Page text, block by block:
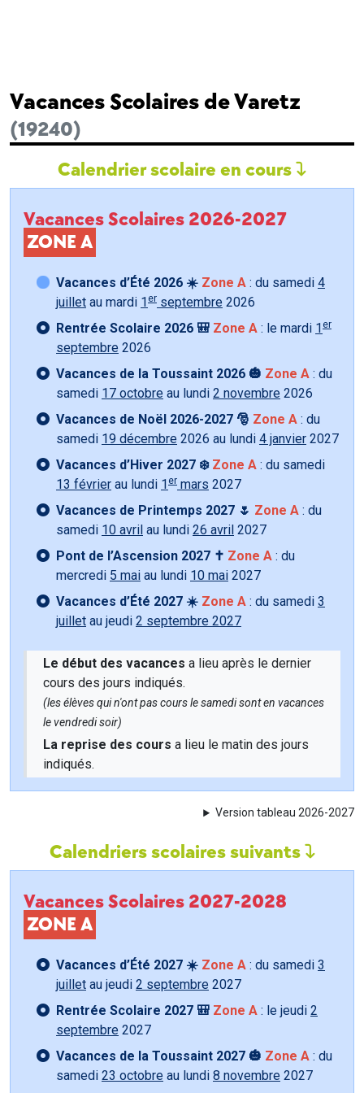
Vacances Scolaires de Varetz
(19240)
Calendrier scolaire en cours
Vacances Scolaires 2026-2027
ZONE A
Vacances d’Été 2026 ☀️ Zone A : du samedi 4
juillet au mardi 1 er septembre 2026
Rentrée Scolaire 2026 🎒 Zone A : le mardi 1 er
septembre 2026
Vacances de la Toussaint 2026 🎃 Zone A : du
samedi 17 octobre au lundi 2 novembre 2026
Vacances de Noël 2026-2027 🎅 Zone A : du
samedi 19 décembre 2026 au lundi 4 janvier 2027
Vacances d’Hiver 2027 ❄️ Zone A : du samedi
13 février au lundi 1 er mars 2027
Vacances de Printemps 2027 🌷 Zone A : du
samedi 10 avril au lundi 26 avril 2027
Pont de l’Ascension 2027 ✝️ Zone A : du
mercredi 5 mai au lundi 10 mai 2027
Vacances d’Été 2027 ☀️ Zone A : du samedi 3
juillet au jeudi 2 septembre 2027
Le début des vacances a lieu après le dernier
cours des jours indiqués.
(les élèves qui n'ont pas cours le samedi sont en vacances
le vendredi soir)
La reprise des cours a lieu le matin des jours
indiqués.
Version tableau 2026-2027
Calendriers scolaires suivants
Vacances Scolaires 2027-2028
ZONE A
Vacances d’Été 2027 ☀️ Zone A : du samedi 3
juillet au jeudi 2 septembre 2027
Rentrée Scolaire 2027 🎒 Zone A : le jeudi 2
septembre 2027
Vacances de la Toussaint 2027 🎃 Zone A : du
samedi 23 octobre au lundi 8 novembre 2027